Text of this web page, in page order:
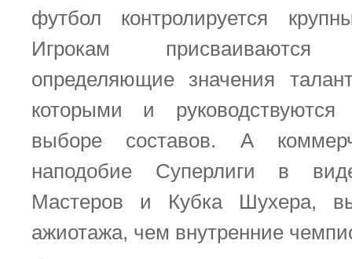
футбол контролируется
Игрокам присваиваются
определяющие значения
которыми и
выборе составов. А
наподобие Суперлиги в
Мастеров и Кубка Шухера,
ажиотажа, чем внутренние